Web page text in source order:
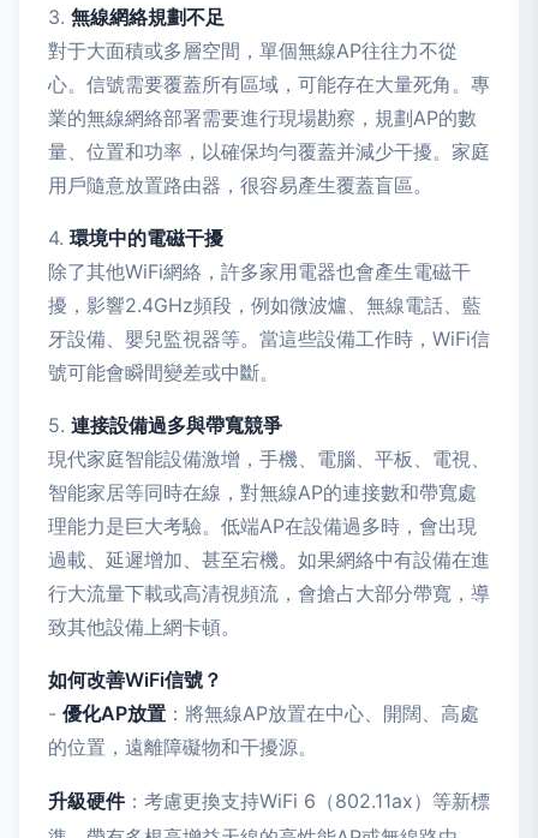
3. 無線網絡規劃不足
對于大面積或多層空間，單個無線AP往往力不從
心。信號需要覆蓋所有區域，可能存在大量死角。專
業的無線網絡部署需要進行現場勘察，規劃AP的數
量、位置和功率，以確保均勻覆蓋并減少干擾。家庭
用戶隨意放置路由器，很容易產生覆蓋盲區。
4. 環境中的電磁干擾
除了其他WiFi網絡，許多家用電器也會產生電磁干
擾，影響2.4GHz頻段，例如微波爐、無線電話、藍
牙設備、嬰兒監視器等。當這些設備工作時，WiFi信
號可能會瞬間變差或中斷。
5. 連接設備過多與帶寬競爭
現代家庭智能設備激增，手機、電腦、平板、電視、
智能家居等同時在線，對無線AP的連接數和帶寬處
理能力是巨大考驗。低端AP在設備過多時，會出現
過載、延遲增加、甚至宕機。如果網絡中有設備在進
行大流量下載或高清視頻流，會搶占大部分帶寬，導
致其他設備上網卡頓。
如何改善WiFi信號？
- 優化AP放置 ：將無線AP放置在中心、開闊、高處
的位置，遠離障礙物和干擾源。
升級硬件：考慮更換支持WiFi 6（802.11ax）等新標